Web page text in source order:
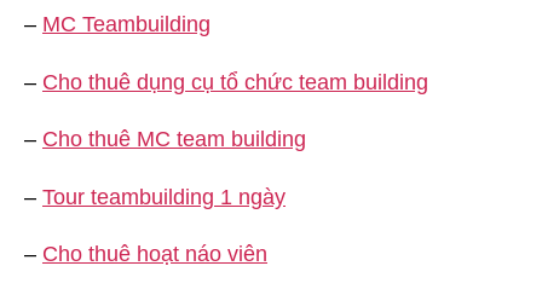
– MC Teambuilding
– Cho thuê dụng cụ tổ chức team building
– Cho thuê MC team building
– Tour teambuilding 1 ngày
– Cho thuê hoạt náo viên